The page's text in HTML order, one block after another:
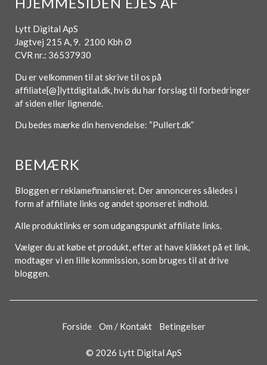
Lytt Digital ApS
Jagtvej 215 A, 9. 2100 Kbh Ø
CVR nr.: 36537930
Du er velkommen til at skrive til os på
affiliate[@]lyttdigital.dk, hvis du har forslag til forbedringer
af siden eller lignende.
Du bedes mærke din henvendelse: “Pullert.dk”
BEMÆRK
Bloggen er reklamefinansieret. Der annonceres således i
form af affiliate links og andet sponseret indhold.
Alle produktlinks er som udgangspunkt affiliate links.
Vælger du at købe et produkt, efter at have klikket på et link,
modtager vi en lille kommission, som bruges til at drive
bloggen.
Forside Om / Kontakt Betingelser
© 2026 Lytt Digital ApS